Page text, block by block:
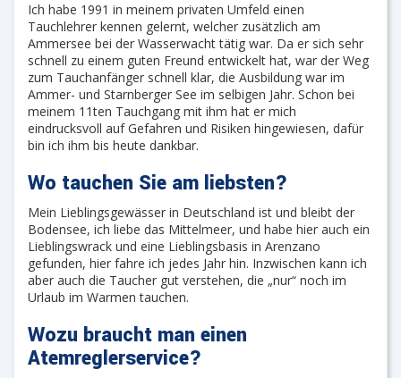
Ich habe 1991 in meinem privaten Umfeld einen
Tauchlehrer kennen gelernt, welcher zusätzlich am
Ammersee bei der Wasserwacht tätig war. Da er sich sehr
schnell zu einem guten Freund entwickelt hat, war der Weg
zum Tauchanfänger schnell klar, die Ausbildung war im
Ammer- und Starnberger See im selbigen Jahr. Schon bei
meinem 11ten Tauchgang mit ihm hat er mich
eindrucksvoll auf Gefahren und Risiken hingewiesen, dafür
bin ich ihm bis heute dankbar.
Wo tauchen Sie am liebsten?
Mein Lieblingsgewässer in Deutschland ist und bleibt der
Bodensee, ich liebe das Mittelmeer, und habe hier auch ein
Lieblingswrack und eine Lieblingsbasis in Arenzano
gefunden, hier fahre ich jedes Jahr hin. Inzwischen kann ich
aber auch die Taucher gut verstehen, die „nur“ noch im
Urlaub im Warmen tauchen.
Wozu braucht man einen
Atemreglerservice?